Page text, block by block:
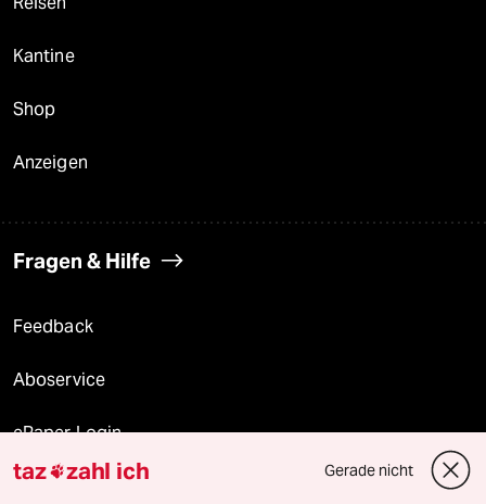
Kantine
Shop
Anzeigen
Fragen & Hilfe
Feedback
Aboservice
ePaper Login
Downloads für Abonnierende
taz zahl ich Gerade nicht